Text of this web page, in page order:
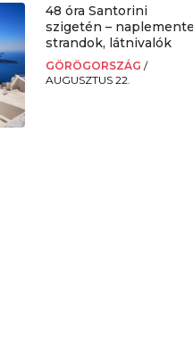
48 óra Santorini
szigetén –
strandok, látnivalók
GÖRÖGORSZÁG/
AUGUSZTUS 22.